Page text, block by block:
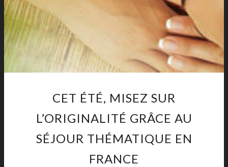
CET ÉTÉ, MISEZ SUR
L’ORIGINALITÉ GRÂCE AU
SÉJOUR THÉMATIQUE EN
FRANCE